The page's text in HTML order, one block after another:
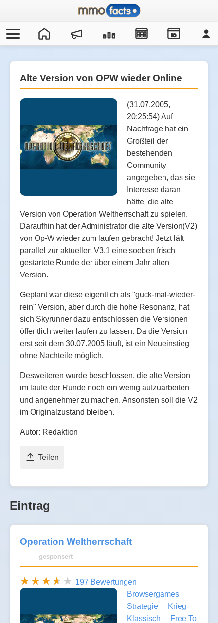
IO
Alte Version von OPW wieder Online
(31.07.2005,
20:25:54) Auf
Nachfrage hat ein
Großteil der
bestehenden
Community
angegeben, das sie
Interesse daran
hätte, die alte
Version von Operation Weltherrschaft zu spielen.
Daraufhin hat der Administrator die alte Version(V2)
von Op-W wieder zum laufen gebracht! Jetzt läft
parallel zur aktuellen V3.1 eine soeben frisch
gestartete Runde der über einem Jahr alten
Version.
Geplant war diese eigentlich als "guck-mal-wieder-
rein" Version, aber durch die hohe Resonanz, hat
sich Skyrunner dazu entschlossen die Versionen
öffentlich weiter laufen zu lassen. Da die Version
erst seit dem 30.07.2005 läuft, ist ein Neueinstieg
ohne Nachteile möglich.
Desweiteren wurde beschlossen, die alte Version
im laufe der Runde noch ein wenig aufzuarbeiten
und angenehmer zu machen. Ansonsten soll die V2
im Originalzustand bleiben.
Autor: Redaktion
Teilen
Eintrag
Operation Weltherrschaft
gesponsert
197 Bewertungen
Browsergames
Strategie
Krieg
Klassisch
Free To